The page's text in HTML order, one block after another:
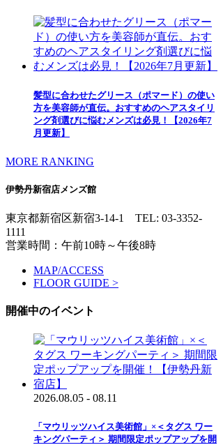
髪型に合わせたグリース（ポマード）の使い
方を美容師が直伝。おすすめのヘアスタイリ
ング剤選びに悩むメンズは必見！【2026年7
月更新】
MORE RANKING
伊勢丹新宿店メンズ館
東京都新宿区新宿3-14-1 TEL: 03-3352-
1111
営業時間：午前10時～午後8時
MAP/ACCESS
FLOOR GUIDE >
開催中のイベント
2026.08.05 - 08.11
「マウリッツハイス美術館」×＜タグス ワー
キングパーティ＞ 期間限定ポップアップを開